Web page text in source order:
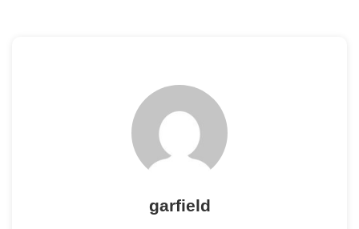
garfield